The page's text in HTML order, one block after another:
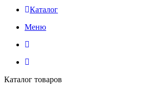
Каталог
Меню
Каталог товаров